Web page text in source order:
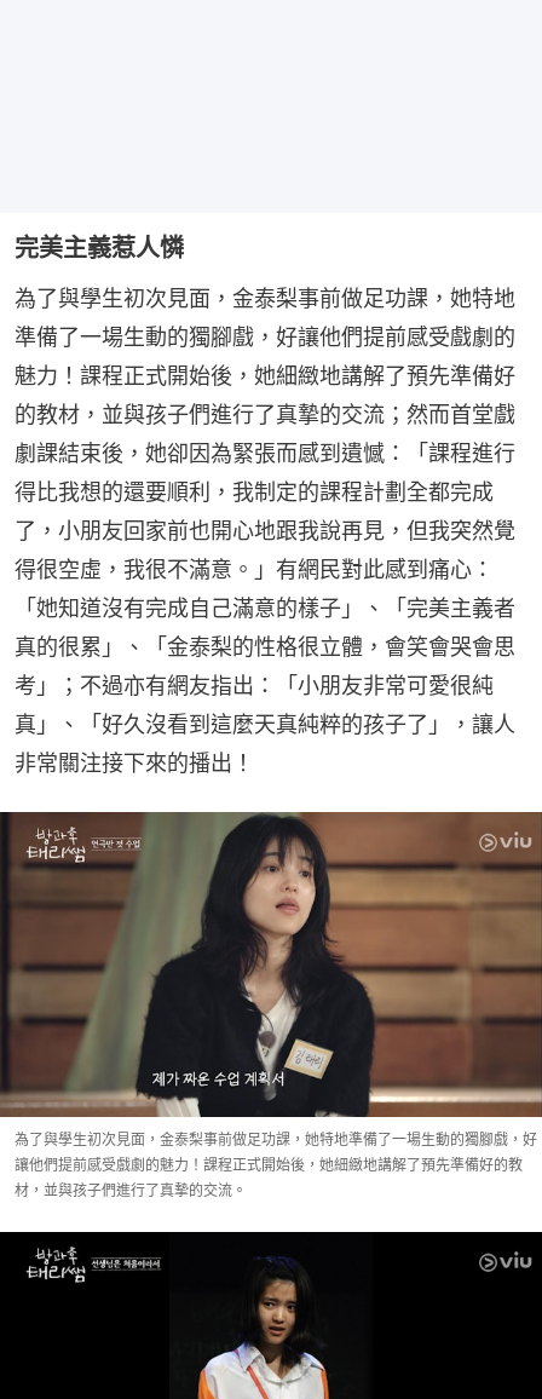
完美主義惹人憐
為了與學生初次見面，金泰梨事前做足功課，她特地
準備了一場生動的獨腳戲，好讓他們提前感受戲劇的
魅力！課程正式開始後，她細緻地講解了預先準備好
的教材，並與孩子們進行了真摯的交流；然而首堂戲
劇課結束後，她卻因為緊張而感到遺憾：「課程進行
得比我想的還要順利，我制定的課程計劃全都完成
了，小朋友回家前也開心地跟我說再見，但我突然覺
得很空虛，我很不滿意。」有網民對此感到痛心：
「她知道沒有完成自己滿意的樣子」、「完美主義者
真的很累」、「金泰梨的性格很立體，會笑會哭會思
考」；不過亦有網友指出：「小朋友非常可愛很純
真」、「好久沒看到這麼天真純粹的孩子了」，讓人
非常關注接下來的播出！
為了與學生初次見面，金泰梨事前做足功課，她特地準備了一場生動的獨腳戲，好
讓他們提前感受戲劇的魅力！課程正式開始後，她細緻地講解了預先準備好的教
材，並與孩子們進行了真摯的交流。